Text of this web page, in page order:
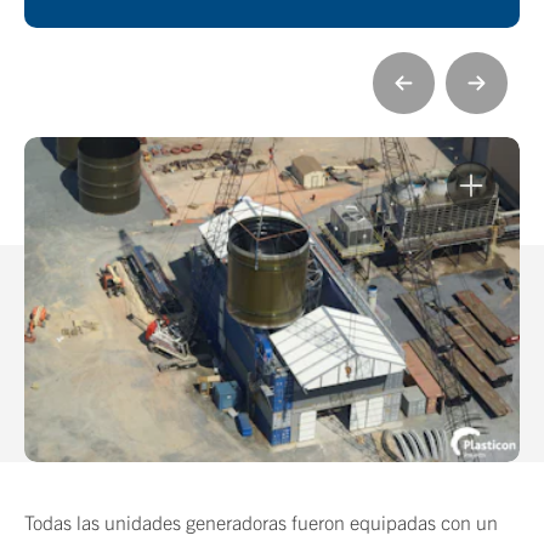
Todas las unidades generadoras fueron equipadas con un